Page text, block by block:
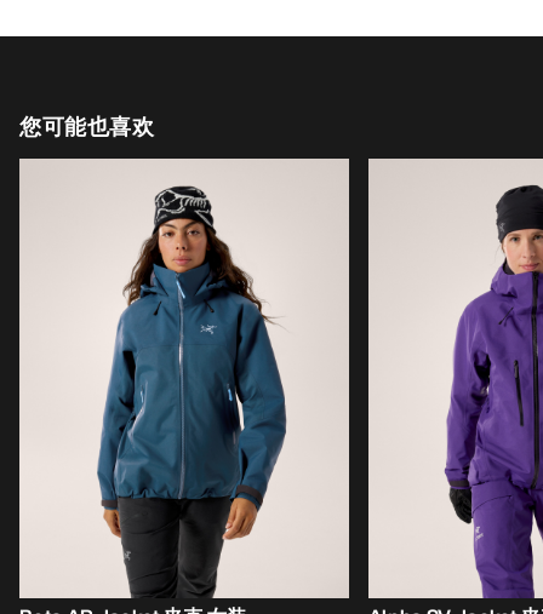
您可能也喜欢